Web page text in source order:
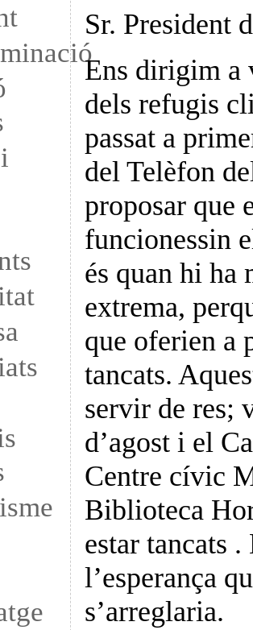
Sr. President
Ens dirigim a
dels refugis
passat a
del Telèfon
proposar que
funcionessin
és quan hi ha
extrema,
que oferien a
tancats.
servir de res;
d’agost i el
Centre cívic
Biblioteca
estar tancats
l’esperança
s’arreglaria.